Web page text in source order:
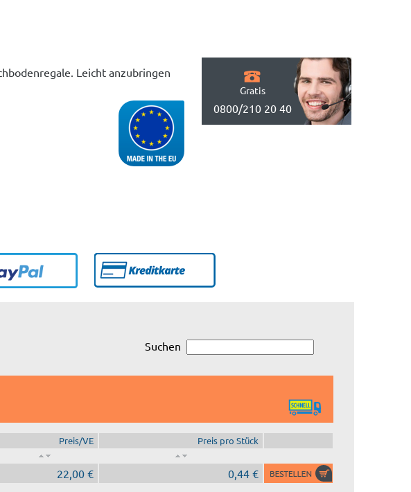
Leicht anzubringen
Gratis
0800/210 20 40
Suchen
Preis/VE Preis pro Stück
22,00 €
0,44 €